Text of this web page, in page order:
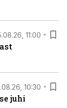
11:00
10:30
juhi